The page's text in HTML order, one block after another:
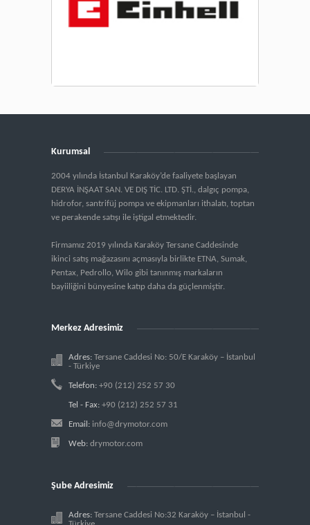
Kurumsal
2004 yılında İstanbul Karaköy’de faaliyete başlayan
DERYA İNŞAAT SAN. VE DIŞ TİC. LTD. ŞTİ., dalgıç pompa,
hidrofor, santrifüj pompa ve ekipmanları ithalatı, toptan
ve perakende satışı ile iştigal etmektedir.
Firmamız 2019 yılında Karaköy Tersane Caddesinde
ikinci satış mağazasını açmasıyla birlikte ETNA, Sumak,
Pentax, Pedrollo, Wilo gibi tanınmış markaların
bayiiliğini bünyesine katıp daha da güçlenmiştir.
Merkez Adresimiz
Adres: Tersane Caddesi No: 50/E Karaköy – İstanbul
- Türkiye
Telefon: +90 (212) 252 57 30
Tel - Fax: +90 (212) 252 57 31
Email: info@drymotor.com
Web: drymotor.com
Şube Adresimiz
Adres: Tersane Caddesi No:32 Karaköy – İstanbul -